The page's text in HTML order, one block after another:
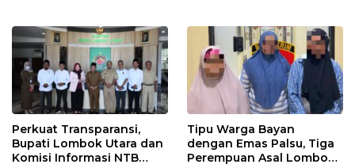
Perkuat Transparansi,
Bupati Lombok Utara dan
Komisi Informasi NTB
Tipu Warga Bayan
dengan Emas Palsu, Tiga
Perempuan Asal Lombok